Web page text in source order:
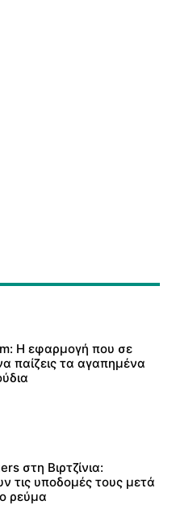
Η εφαρμογή που σε
παίζεις τα αγαπημένα
στη Βιρτζίνια:
τις υποδομές τους μετά
ρεύμα